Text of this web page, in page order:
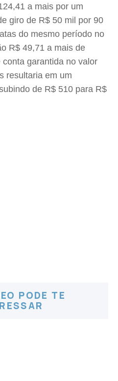
a mais por um
giro de R$ 50 mil por 90
do mesmo período no
R$ 49,71 a mais de
garantida no valor
resultaria em um
de R$ 510 para R$
PODE TE